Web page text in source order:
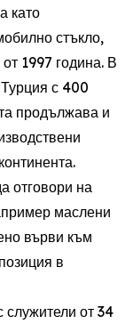
като
стъкло,
1997 година. В
с 400
продължава и
отговори на
маслени
върви към
в
от 34